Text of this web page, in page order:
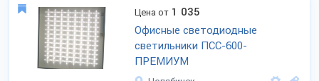
Цена от 1 035
Офисные светодиодные
светильники ПСС-600-
ПРЕМИУМ